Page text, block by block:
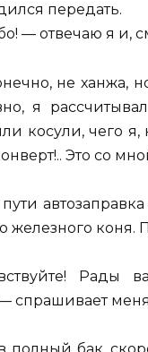
передать.
— отвечаю я и,
не ханжа,
я
косули, чего я,
Это со
железного коня.
Рады
спрашивает